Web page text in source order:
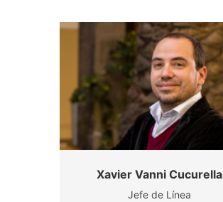
Xavier Vanni Cucurella
Jefe de Línea